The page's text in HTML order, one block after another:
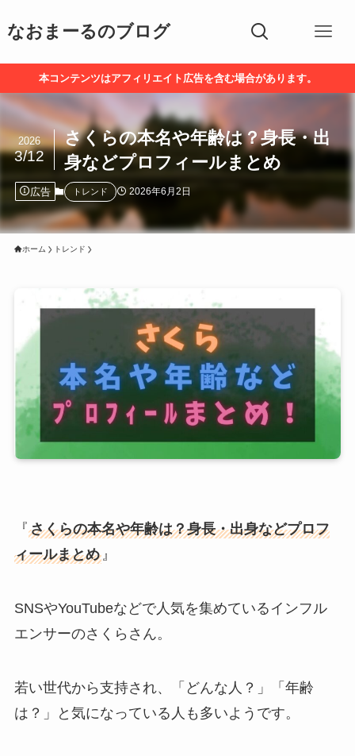
なおまーるのブログ
本コンテンツはアフィリエイト広告を含む場合があります。
さくらの本名や年齢は？身長・出
身などプロフィールまとめ
2026
3/12
広告 トレンド 2026年6月2日
ホーム トレンド
『さくらの本名や年齢は？身長・出身などプロフ
ィールまとめ』
SNSやYouTubeなどで人気を集めているインフル
エンサーのさくらさん。
若い世代から支持され、「どんな人？」「年齢
は？」と気になっている人も多いようです。